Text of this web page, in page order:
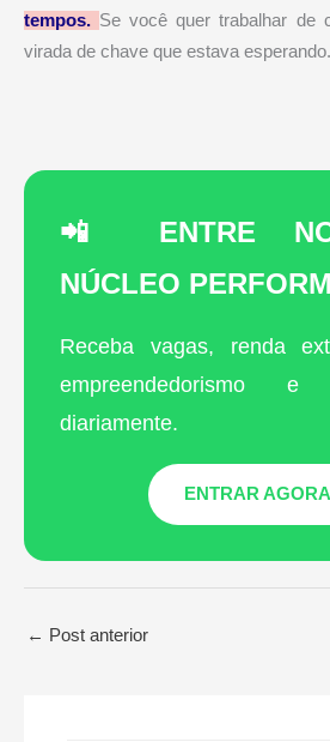
tempos. Se você quer trabalhar de
virada de chave que estava esperando.
📲 ENTRE
NÚCLEO
Receba vagas, renda
empreendedorismo e
diariamente.
ENTRAR
← Post anterior